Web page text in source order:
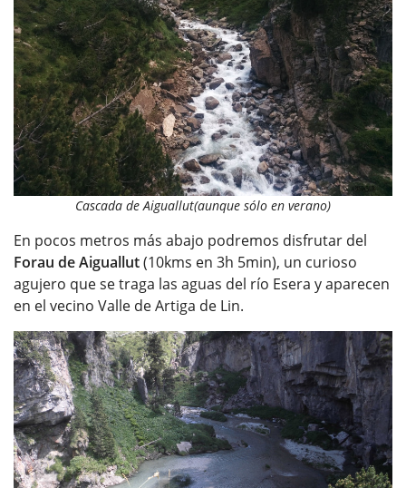
Cascada de Aiguallut(aunque sólo en verano)
En pocos metros más abajo podremos disfrutar del
Forau de Aiguallut(10kms en 3h 5min), un curioso
agujero que se traga las aguas del río Esera y aparecen
en el vecino Valle de Artiga de Lin.